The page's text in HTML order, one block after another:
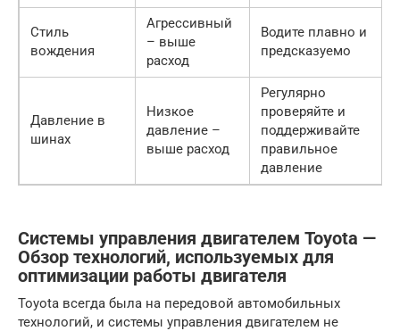
Стиль
вождения
Агрессивный
– выше
расход
Водите плавно и
предсказуемо
Давление в
шинах
Низкое
давление –
выше расход
Регулярно
проверяйте и
поддерживайте
правильное
давление
Системы управления двигателем Toyota —
Обзор технологий, используемых для
оптимизации работы двигателя
Toyota всегда была на передовой автомобильных
технологий, и системы управления двигателем не